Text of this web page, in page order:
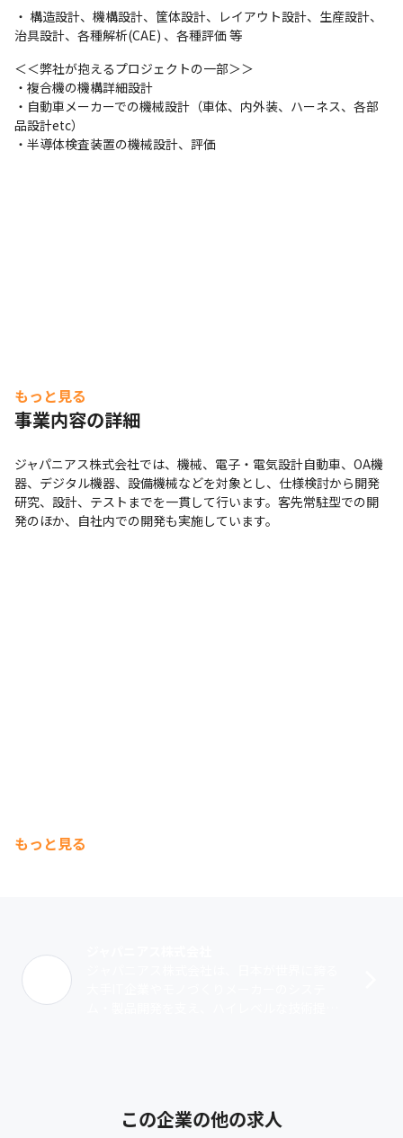
・ 構造設計、機構設計、筐体設計、レイアウト設計、生産設計、
治具設計、各種解析(CAE) 、各種評価 等
＜＜弊社が抱えるプロジェクトの一部＞＞
・複合機の機構詳細設計
・自動車メーカーでの機械設計（車体、内外装、ハーネス、各部
品設計etc）
・半導体検査装置の機械設計、評価
もっと見る
事業内容の詳細
ジャパニアス株式会社では、機械、電子・電気設計自動車、OA機
器、デジタル機器、設備機械などを対象とし、仕様検討から開発
研究、設計、テストまでを一貫して行います。客先常駐型での開
発のほか、自社内での開発も実施しています。
もっと見る
この企業の他の求人